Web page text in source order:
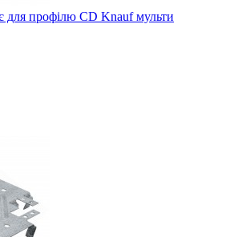
для профілю CD Knauf мульти